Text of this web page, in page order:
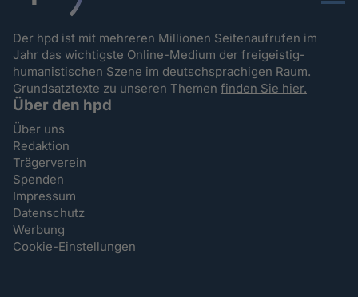
Der hpd ist mit mehreren Millionen Seitenaufrufen im
Jahr das wichtigste Online-Medium der freigeistig-
humanistischen Szene im deutschsprachigen Raum.
Grundsatztexte zu unseren Themenfinden Sie hier.
Über den hpd
Über uns
Redaktion
Trägerverein
Spenden
Impressum
Datenschutz
Werbung
Cookie-Einstellungen